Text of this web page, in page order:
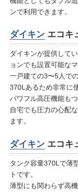
ンで利用できます。
ダイキン エコキ
ダイキンが提供して
ョンでも設置可能な
一戸建ての3〜5人で
370Lあるため非常に
パワフル高圧機能も
自宅でも圧力の心配
ます。
ダイキン エコキ
タンク容量370Lで薄
トです。
薄型にも関わらず高